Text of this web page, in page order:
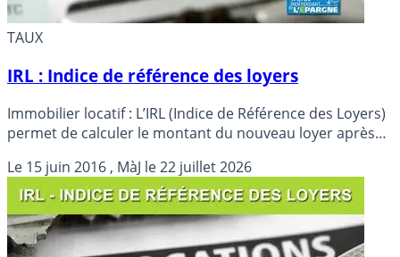
TAUX
IRL : Indice de référence des loyers
Immobilier locatif : L’IRL (Indice de Référence des Loyers)
permet de calculer le montant du nouveau loyer après
renouvellement de bail, ou de simple revalorisation
annuelle du loyer, si le bail le précise. Détails des calculs
pour déterminer le montant du nouveau loyer.
Le 15 juin 2016 , MàJ le22 juillet 2026